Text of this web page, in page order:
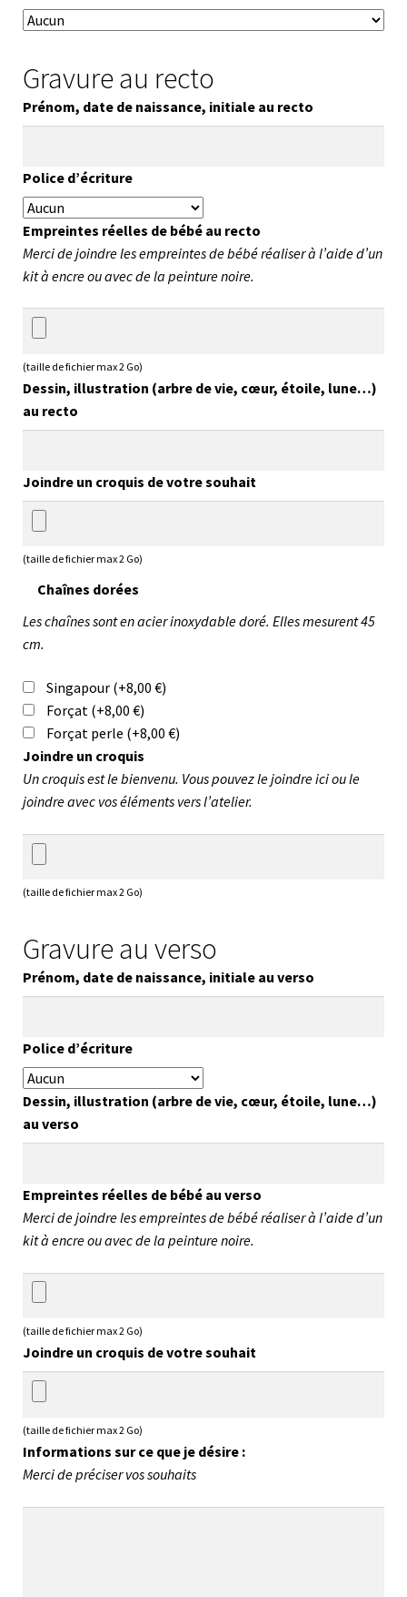
Gravure au recto
Prénom, date de naissance, initiale au recto
Police d’écriture
Empreintes réelles de bébé au recto
Merci de joindre les empreintes de bébé réaliser à l’aide d’un
kit à encre ou avec de la peinture noire.
(taille de fichier max 2 Go)
Dessin, illustration (arbre de vie, cœur, étoile, lune…)
au recto
Joindre un croquis de votre souhait
(taille de fichier max 2 Go)
Chaînes dorées
Les chaînes sont en acier inoxydable doré. Elles mesurent 45
cm.
Singapour (+8,00 €)
Forçat (+8,00 €)
Forçat perle (+8,00 €)
Joindre un croquis
Un croquis est le bienvenu. Vous pouvez le joindre ici ou le
joindre avec vos éléments vers l’atelier.
(taille de fichier max 2 Go)
Gravure au verso
Prénom, date de naissance, initiale au verso
Police d’écriture
Dessin, illustration (arbre de vie, cœur, étoile, lune…)
au verso
Empreintes réelles de bébé au verso
Merci de joindre les empreintes de bébé réaliser à l’aide d’un
kit à encre ou avec de la peinture noire.
(taille de fichier max 2 Go)
Joindre un croquis de votre souhait
(taille de fichier max 2 Go)
Informations sur ce que je désire :
Merci de préciser vos souhaits